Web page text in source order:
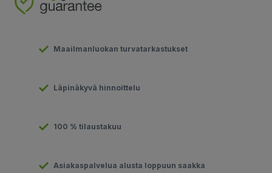
Maailmanluokan turvatarkastukset
Läpinäkyvä hinnoittelu
100 % tilaustakuu
Asiakaspalvelua alusta loppuun saakka